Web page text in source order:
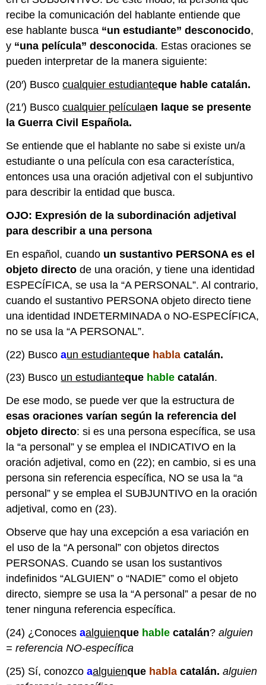
recibe la comunicación del hablante entiende que
ese hablante busca “un estudiante” desconocido,
y “una película” desconocida. Estas oraciones se
pueden interpretar de la manera siguiente:
(20′) Buscocualquier estudianteque hable catalán.
(21′) Buscocualquier películaen laque se presente
la Guerra Civil Española.
Se entiende que el hablante no sabe si existe un/a
estudiante o una película con esa característica,
entonces usa una oración adjetival con el subjuntivo
para describir la entidad que busca.
OJO: Expresión de la subordinación adjetival
para describir a una persona
En español, cuando un sustantivo PERSONA es el
objeto directo de una oración, y tiene una identidad
ESPECÍFICA, se usa la “A PERSONAL”. Al contrario,
cuando el sustantivo PERSONA objeto directo tiene
una identidad INDETERMINADA o NO-ESPECÍFICA,
no se usa la “A PERSONAL”.
(22) Buscoaun estudianteque habla catalán.
(23) Busco un estudianteque hable catalán.
De ese modo, se puede ver que la estructura de
esas oraciones varían según la referencia del
objeto directo: si es una persona específica, se usa
la “a personal” y se emplea el INDICATIVO en la
oración adjetival, como en (22); en cambio, si es una
persona sin referencia específica, NO se usa la “a
personal” y se emplea el SUBJUNTIVO en la oración
adjetival, como en (23).
Observe que hay una excepción a esa variación en
el uso de la “A personal” con objetos directos
PERSONAS. Cuando se usan los sustantivos
indefinidos “ALGUIEN” o “NADIE” como el objeto
directo, siempre se usa la “A personal” a pesar de no
tener ninguna referencia específica.
(24) ¿Conocesaalguienque hable catalán?alguien
= referencia NO-específica
(25) Sí, conozcoaalguienque habla catalán.alguien